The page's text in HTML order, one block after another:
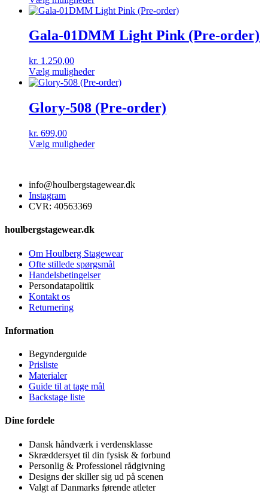
på
vare
flere
varianter.
vælges
på
Gala-01DMM Light Pink (Pre-order)
kr. 1.250,00
Vælg mulighederDette
vare
flere
varianter.
vælges
Glory-508 (Pre-order)
kr. 699,00
Vælg mulighederDette
varianter.
på
info@houlbergstagewear.dk
Instagram
CVR: 40563369
houlbergstagewear.dk
Om Houlberg Stagewear
Ofte stillede spørgsmål
Handelsbetingelser
Persondatapolitik
Kontakt os
Returnering
Information
Begynderguide
Prisliste
Materialer
Guide til at tage mål
Backstage liste
Dine fordele
Dansk håndværk i verdensklasse
Skræddersyet til din fysisk & forbund
Personlig & Professionel rådgivning
Designs der skiller sig ud på scenen
Valgt af Danmarks førende atleter